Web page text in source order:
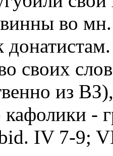
во мн.
своих
из
кафолики
IV 7-9;